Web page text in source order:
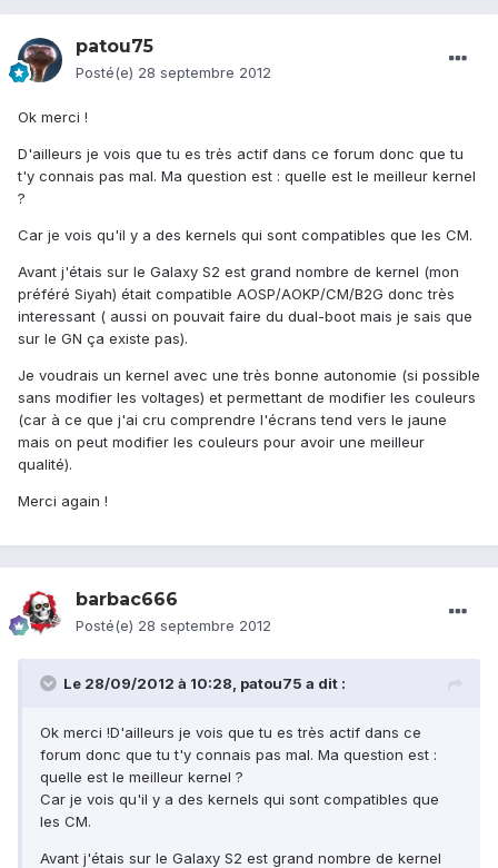
patou75
Posté(e) 28 septembre 2012
Ok merci !
D'ailleurs je vois que tu es très actif dans ce forum donc que tu
t'y connais pas mal. Ma question est : quelle est le meilleur kernel
?
Car je vois qu'il y a des kernels qui sont compatibles que les CM.
Avant j'étais sur le Galaxy S2 est grand nombre de kernel (mon
préféré Siyah) était compatible AOSP/AOKP/CM/B2G donc très
interessant ( aussi on pouvait faire du dual-boot mais je sais que
sur le GN ça existe pas).
Je voudrais un kernel avec une très bonne autonomie (si possible
sans modifier les voltages) et permettant de modifier les couleurs
(car à ce que j'ai cru comprendre l'écrans tend vers le jaune
mais on peut modifier les couleurs pour avoir une meilleur
qualité).
Merci again !
barbac666
Posté(e) 28 septembre 2012
Le 28/09/2012 à 10:28, patou75 a dit :
Ok merci !D'ailleurs je vois que tu es très actif dans ce
forum donc que tu t'y connais pas mal. Ma question est :
quelle est le meilleur kernel ?
Car je vois qu'il y a des kernels qui sont compatibles que
les CM.
Avant j'étais sur le Galaxy S2 est grand nombre de kernel